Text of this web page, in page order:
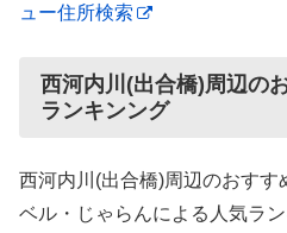
ュー住所検索
西河内川(出合橋)周辺の
ランキンング
西河内川(出合橋)周辺のおすす
ベル・じゃらんによる人気ラ